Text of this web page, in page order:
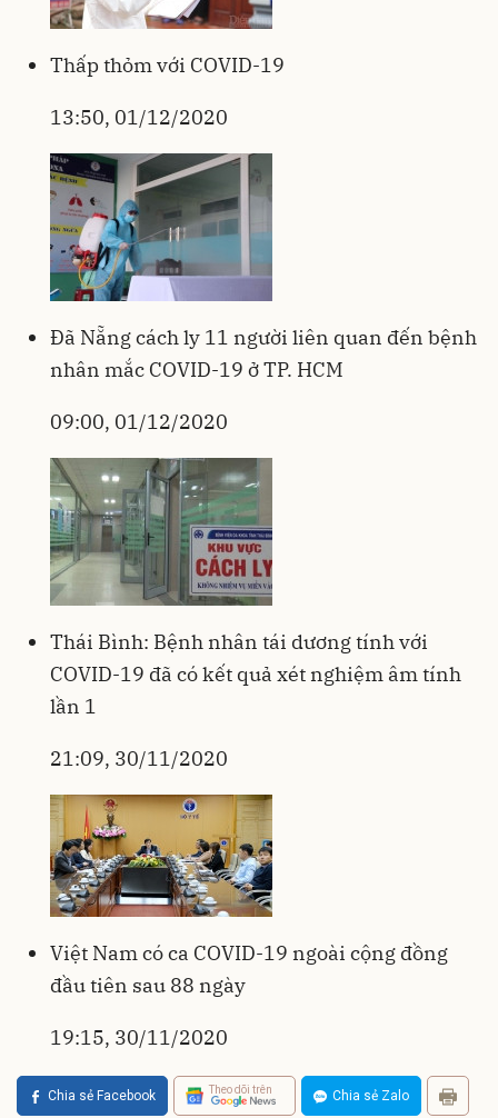
Thấp thỏm với COVID-19
13:50, 01/12/2020
Đã Nẵng cách ly 11 người liên quan đến bệnh
nhân mắc COVID-19 ở TP. HCM
09:00, 01/12/2020
Thái Bình: Bệnh nhân tái dương tính với
COVID-19 đã có kết quả xét nghiệm âm tính
lần 1
21:09, 30/11/2020
Việt Nam có ca COVID-19 ngoài cộng đồng
đầu tiên sau 88 ngày
19:15, 30/11/2020
Chia sẻ Facebook Theo dõi trên Chia sẻ Zalo